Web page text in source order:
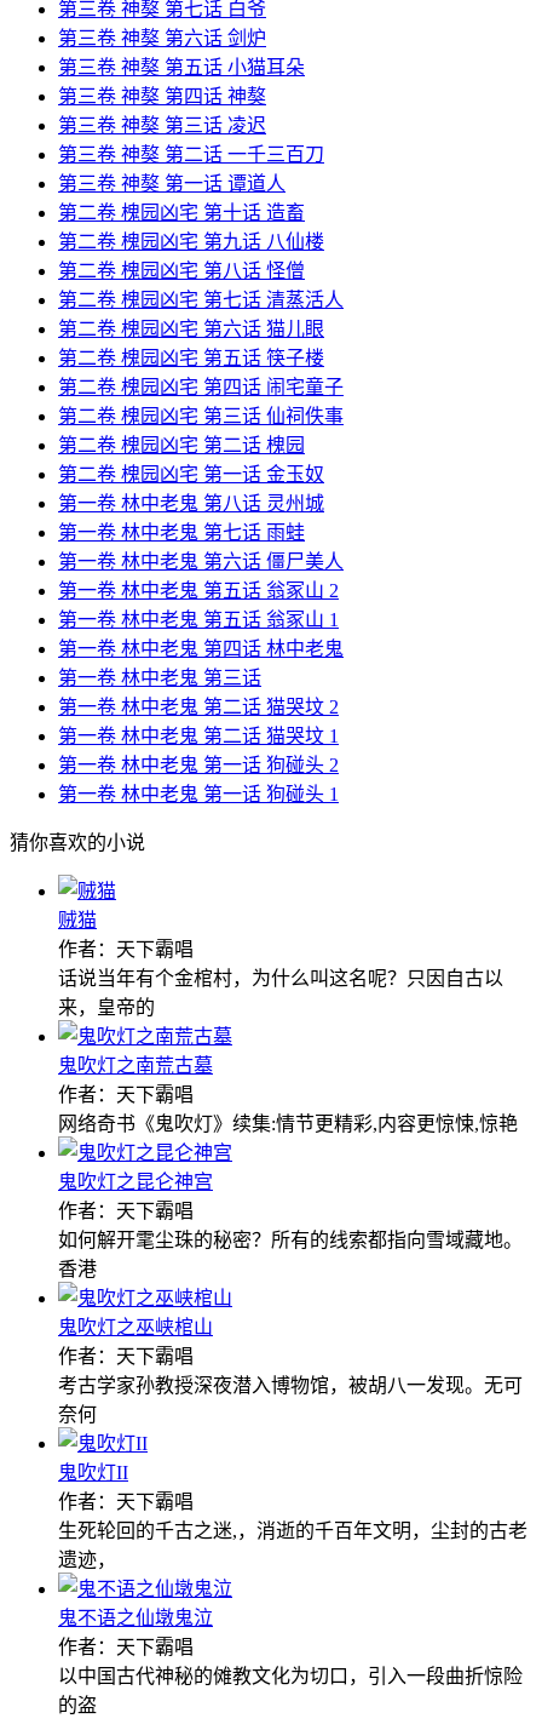
第三卷 神獒 第七话 白爷
第三卷 神獒 第六话 剑炉
第三卷 神獒 第五话 小猫耳朵
第三卷 神獒 第四话 神獒
第三卷 神獒 第三话 凌迟
第三卷 神獒 第二话 一千三百刀
第三卷 神獒 第一话 谭道人
第二卷 槐园凶宅 第十话 造畜
第二卷 槐园凶宅 第九话 八仙楼
第二卷 槐园凶宅 第八话 怪僧
第二卷 槐园凶宅 第七话 清蒸活人
第二卷 槐园凶宅 第六话 猫儿眼
第二卷 槐园凶宅 第五话 筷子楼
第二卷 槐园凶宅 第四话 闹宅童子
第二卷 槐园凶宅 第三话 仙祠佚事
第二卷 槐园凶宅 第二话 槐园
第二卷 槐园凶宅 第一话 金玉奴
第一卷 林中老鬼 第八话 灵州城
第一卷 林中老鬼 第七话 雨蛙
第一卷 林中老鬼 第六话 僵尸美人
第一卷 林中老鬼 第五话 翁冢山 2
第一卷 林中老鬼 第五话 翁冢山 1
第一卷 林中老鬼 第四话 林中老鬼
第一卷 林中老鬼 第三话
第一卷 林中老鬼 第二话 猫哭坟 2
第一卷 林中老鬼 第二话 猫哭坟 1
第一卷 林中老鬼 第一话 狗碰头 2
第一卷 林中老鬼 第一话 狗碰头 1
猜你喜欢的小说
贼猫
作者：天下霸唱
话说当年有个金棺村，为什么叫这名呢？只因自古以
来，皇帝的
鬼吹灯之南荒古墓
作者：天下霸唱
网络奇书《鬼吹灯》续集:情节更精彩,内容更惊悚,惊艳
鬼吹灯之昆仑神宫
作者：天下霸唱
如何解开雮尘珠的秘密？所有的线索都指向雪域藏地。
香港
鬼吹灯之巫峡棺山
作者：天下霸唱
考古学家孙教授深夜潜入博物馆，被胡八一发现。无可
奈何
鬼吹灯II
作者：天下霸唱
生死轮回的千古之迷,，消逝的千百年文明，尘封的古老
遗迹，
鬼不语之仙墩鬼泣
作者：天下霸唱
以中国古代神秘的傩教文化为切口，引入一段曲折惊险
的盗